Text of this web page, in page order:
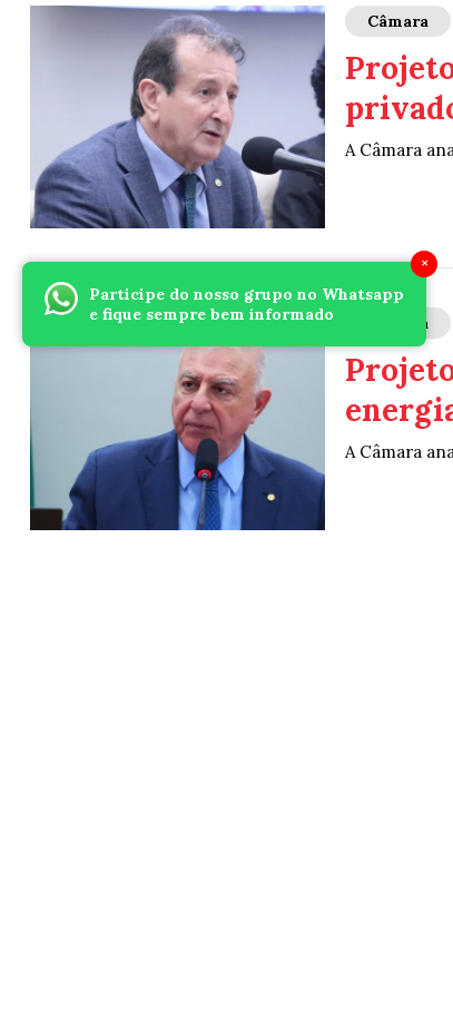
×
Participe do nosso grupo no Whatsapp
e fique sempre bem informado
Câmara
A Câmara
Câmara
A Câmara